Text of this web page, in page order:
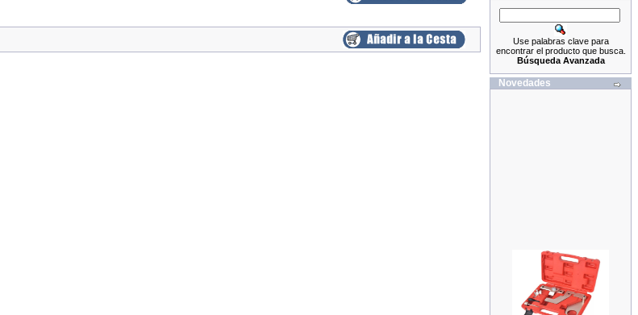
Use palabras clave para
encontrar el producto que busca.
Búsqueda Avanzada
Novedades